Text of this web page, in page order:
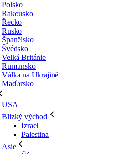
Polsko
Rakousko
Řecko
Rusko
Španělsko
Švédsko
Velká Británie
Rumunsko
Válka na Ukrajině
Maďarsko
USA
Blízký východ
Izrael
Palestina
Asie